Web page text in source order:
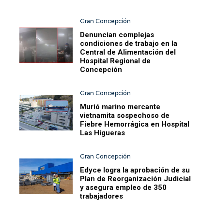
Gran Concepción
Denuncian complejas
condiciones de trabajo en la
Central de Alimentación del
Hospital Regional de
Concepción
Gran Concepción
Murió marino mercante
vietnamita sospechoso de
Fiebre Hemorrágica en Hospital
Las Higueras
Gran Concepción
Edyce logra la aprobación de su
Plan de Reorganización Judicial
y asegura empleo de 350
trabajadores